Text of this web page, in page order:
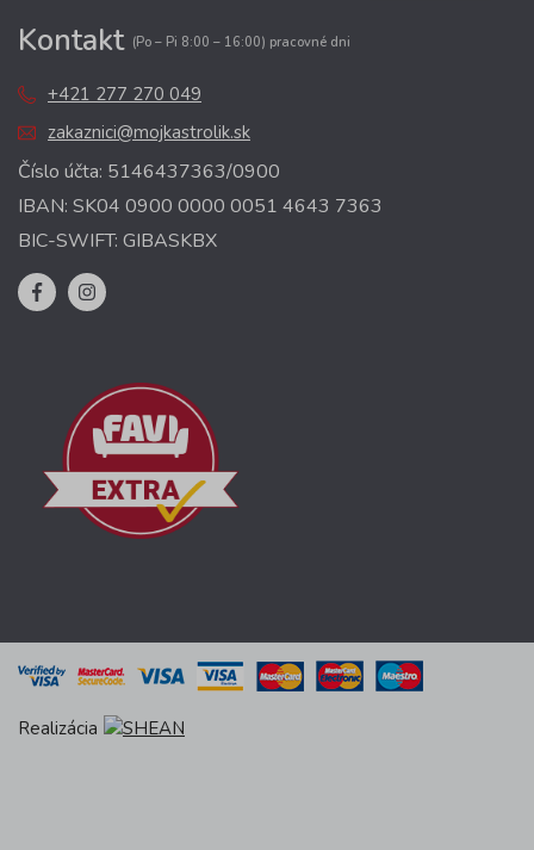
Kontakt (Po – Pi 8:00 – 16:00) pracovné dni
+421 277 270 049
zakaznici@mojkastrolik.sk
Číslo účta: 5146437363/0900
IBAN: SK04 0900 0000 0051 4643 7363
BIC-SWIFT: GIBASKBX
Realizácia